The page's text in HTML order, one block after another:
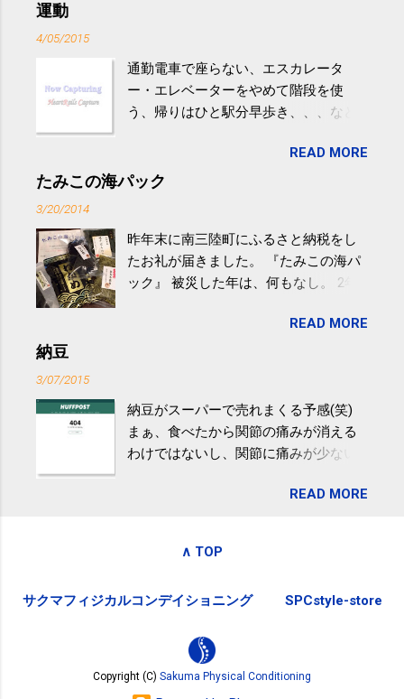
運動
4/05/2015
通勤電車で座らない、エスカレータ
ー・エレベーターをやめて階段を使
う、帰りはひと駅分早歩き、、、など
やすい。 スポーツウェア・シューズで
するものだけが運動ではない。 食べ
けると改善する、との結果を筑波大の
研究チームが発表した。改善が期待で
きるのは、過度の飲酒が原因ではない
減らなくても効果があるという。 正田
波大「減量しなくても効果」 - ニュー
ス - アピタル（医療・健康）
READ MORE
たみこの海パック
3/20/2014
昨年末に南三陸町にふるさと納税をし
たお礼が届きました。 『たみこの海パ
ック』 被災した年は、何もなし。 2年
が『たみこの海パック』。 ボランティ
全く考えていなかったので、貰えると
少しづつ復興してる感が伝わってきて
嬉しいです。 あと、ふるさと納税が節
ですが、節税になるほど稼げていない
税務局｜ふるさと納税など個人住民税
READ MORE
納豆
3/07/2015
納豆がスーパーで売れまくる予感(笑)
まぁ、食べたから関節の痛みが消える
わけではないし、関節に痛みが少ない
ど。。 「関節の老化」は、「コンドロ
歳をピークにして、体内で作られる量
代の半分、60代ではそのさらに半分に
起こさないためには、食生活で「コン
ドロイチン」を補うことが大切。そし
て「コンドロイチン」という成分は、
READ MORE
∧ TOP
サクマフィジカルコンデイショニング SPCstyle-store
Copyright (C) Sakuma Physical Conditioning